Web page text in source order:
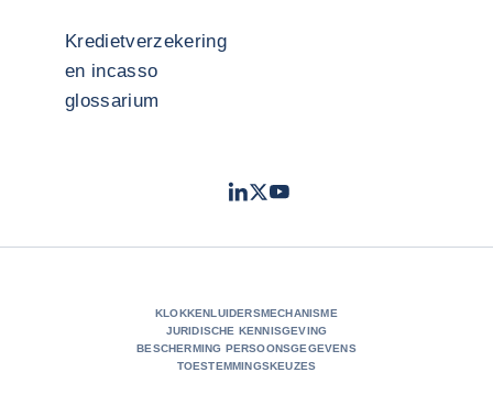
Kredietverzekering
en incasso
glossarium
LinkedIn
TwitterYoutube
KLOKKENLUIDERSMECHANISME
JURIDISCHE KENNISGEVING
BESCHERMING PERSOONSGEGEVENS
TOESTEMMINGSKEUZES